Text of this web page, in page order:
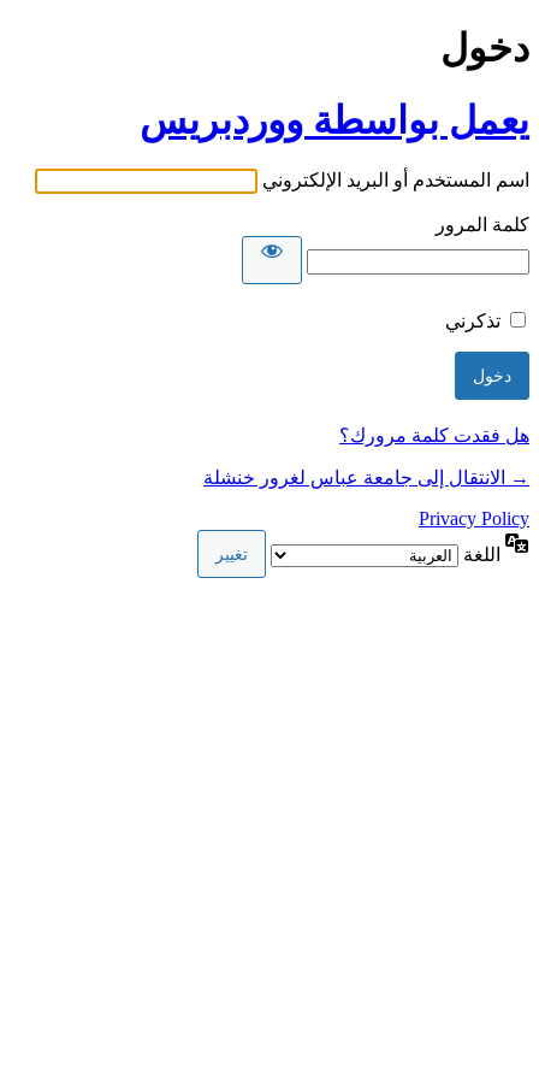
دخول
يعمل بواسطة ووردبريس
اسم المستخدم أو البريد الإلكتروني
كلمة المرور
تذكرني
هل فقدت كلمة مرورك؟
→ الانتقال إلى جامعة عباس لغرور خنشلة
Privacy Policy
اللغة